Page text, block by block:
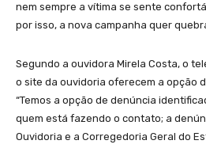
nem sempre a vítima se sente
por isso, a nova campanha quer
Segundo a ouvidora Mirela Costa, o
o site da ouvidoria oferecem a opção
“Temos a opção de denúncia
quem está fazendo o contato; a
Ouvidoria e a Corregedoria Geral do